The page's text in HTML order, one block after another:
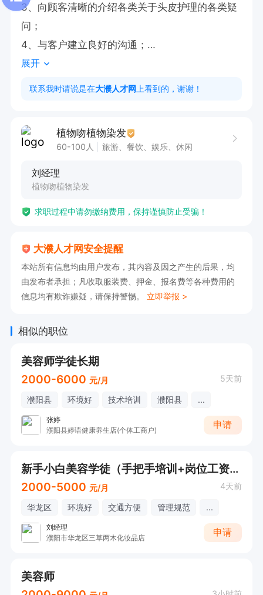
3、向顾客清晰的介绍各类关于头皮护理的各类疑
问；
4、与客户建立良好的沟通；
5、无经验者提供带薪培训
岗位职责：
3、长期稳定发展；
上班时间：8:30-19:00  月休四天  中午管吃
工作地点：市区多家门店，可就近安排
店、城中央店、政和二路店、胜利路长庆路店、玉
门路店、新华街店）
展开
联系我时请说是在大濮人才网 上看到的，谢谢！
植物吻植物染发
60-100人 旅游、餐饮、娱乐、休闲
刘经理
植物吻植物染发
求职过程中请勿缴纳费用，保持谨慎防止受骗！
大濮人才网安全提醒
本站所有信息均由用户发布，其内容及因之产生的后果，均
由发布者承担；凡收取服装费、押金、报名费等各种费用的
信息均有欺诈嫌疑，请保持警惕。 立即举报 >
相似的职位
美容师学徒长期
2000-6000 元/月 5天前
濮阳县 环境好 技术培训 濮阳县 ...
张婷
濮阳县婷语健康养生店(个体工商户)
申请
新手小白美容学徒（手把手培训+岗位工资+手工提成+高额提成）
2000-5000 元/月 4天前
华龙区 环境好 交通方便 管理规范 ...
刘经理
濮阳市华龙区三草两木化妆品店
申请
美容师